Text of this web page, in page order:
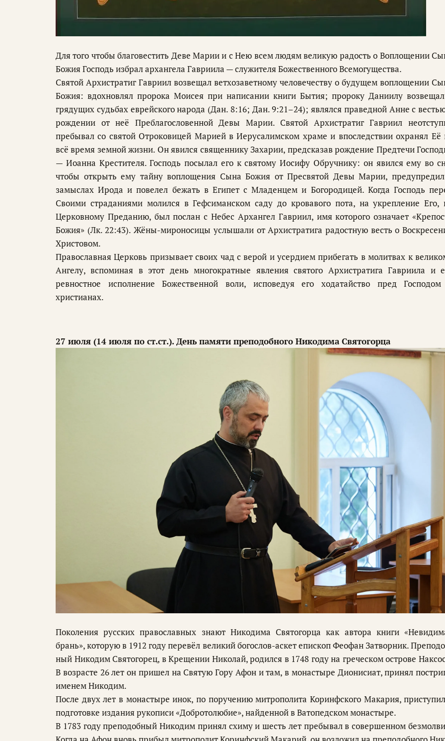
Для того чтобы благовестить Деве Марии и с Нею всем людям великую радость о Воплощении
Божия Господь избрал архангела Гавриила — служителя Божественного Всемогущества.
Святой Архистратиг Гавриил возвещал ветхозаветному человечеству о будущем воплощении
Божия: вдохновлял пророка Моисея при написании книги Бытия; пророку Даниилу
грядущих судьбах еврейского народа (Дан. 8:16; Дан. 9:21–24); являлся праведной Анне с
рождении от неё Преблагословенной Девы Марии. Святой Архистратиг Гавриил
пребывал со святой Отроковицей Марией в Иерусалимском храме и впоследствии охранял Её
всё время земной жизни. Он явился священнику Захарии, предсказав рождение Предтечи
— Иоанна Крестителя. Господь посылал его к святому Иосифу Обручнику: он явился ему во
чтобы открыть ему тайну воплощения Сына Божия от Пресвятой Девы Марии,
замыслах Ирода и повелел бежать в Египет с Младенцем и Богородицей. Когда Господь
Своими страданиями молился в Гефсиманском саду до кровавого пота, на укрепление Его,
Церковному Преданию, был послан с Небес Архангел Гавриил, имя которого означает
Божия» (Лк. 22:43). Жёны-мироносицы услышали от Архистратига радостную весть о
Христовом.
Православная Церковь призывает своих чад с верой и усердием прибегать в молитвах к
Ангелу, вспоминая в этот день многократные явления святого Архистратига Гавриила и
ревностное исполнение Божественной воли, исповедуя его ходатайство пред
христианах.
27 июля (14 июля по ст.ст.). День памяти преподобного Никодима Святогорца
Поколения русских православных знают Никодима Святогорца как автора книги
брань», которую в 1912 году перевёл великий богослов-аскет епископ Феофан Затворник.
ный Ни­ко­дим Свя­то­го­рец, в Кре­ще­нии Ни­ко­лай, ро­дил­ся в 1748 го­ду на гре­че­ском ост­ро­ве
В воз­расте 26 лет он при­шел на Свя­тую Го­ру Афон и там, в мо­на­сты­ре Ди­о­ни­си­ат, при­нял
име­нем Ни­ко­дим.
После двух лет в монастыре инок, по поручению мит­ро­по­лита Ко­ринф­ского Ма­ка­рия,
подготовке из­да­ния ру­ко­пи­си «Доб­ро­то­лю­бие», най­ден­ной в Ва­то­пед­ском мо­на­сты­ре.
В 1783 го­ду пре­по­доб­ный Ни­ко­дим при­нял схи­му и шесть лет пре­бы­вал в со­вер­шен­ном